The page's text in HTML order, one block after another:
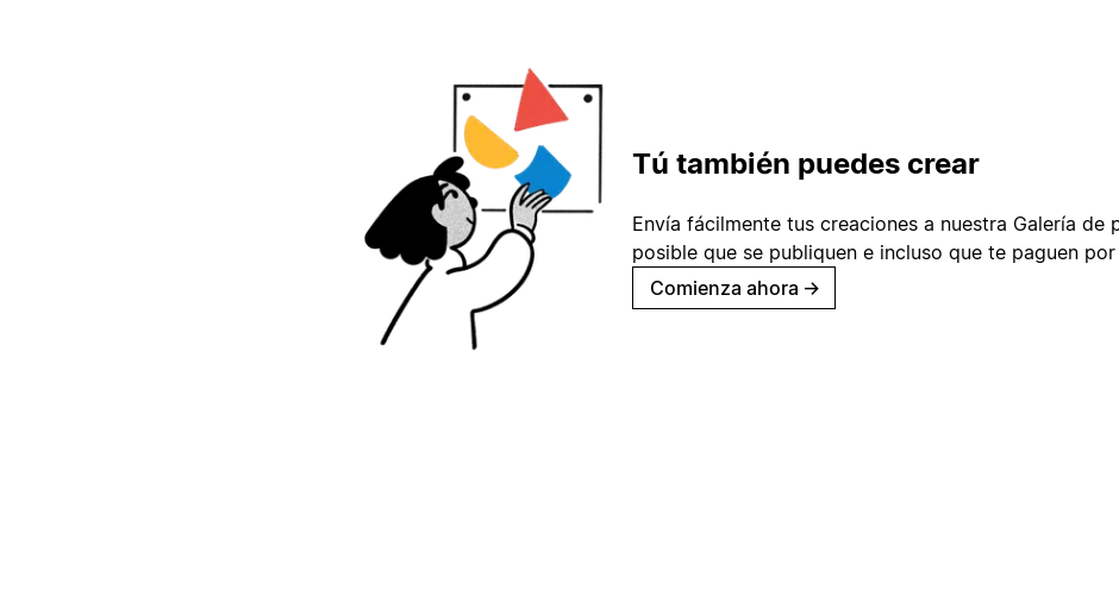
Tú también puedes crear
Envía fácilmente tus creaciones a nuestra Galería de
posible que se publiquen e incluso que te paguen por
Comienza ahora →